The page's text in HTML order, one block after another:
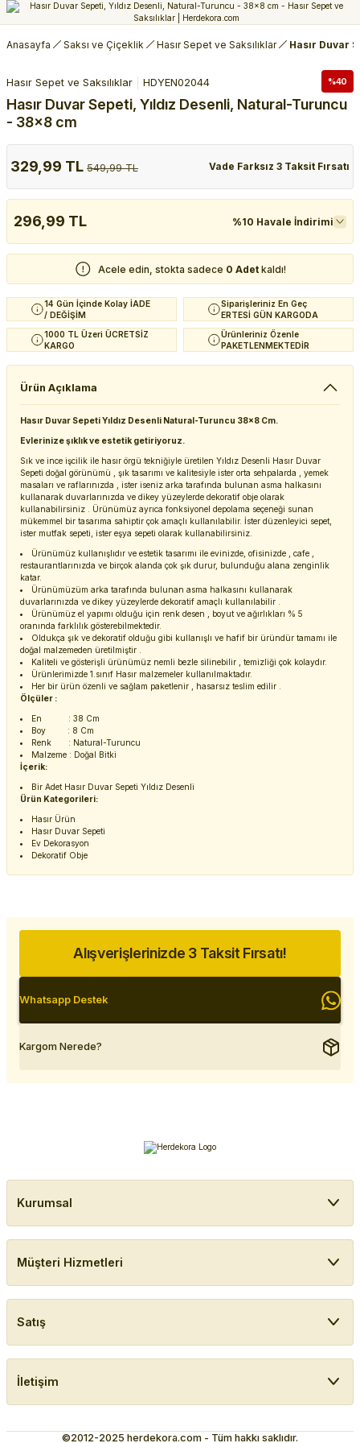
Anasayfa Saksı ve Çiçeklik Hasır Sepet ve Saksılıklar Hasır Duvar
%40
Hasır Sepet ve Saksılıklar HDYEN02044
Hasır Duvar Sepeti, Yıldız Desenli, Natural-Turuncu
- 38x8 cm
329,99 TL 549,99 TL Vade Farksız 3 Taksit Fırsatı
296,99 TL %10 Havale İndirimi
Acele edin, stokta sadece 0 Adet kaldı!
14 Gün İçinde Kolay İADE
/ DEĞİŞİM
Siparişleriniz En Geç
ERTESİ GÜN KARGODA
1000 TL Üzeri ÜCRETSİZ
KARGO
Ürünleriniz Özenle
PAKETLENMEKTEDİR
Ürün Açıklama
Hasır Duvar Sepeti Yıldız Desenli Natural-Turuncu 38x8 Cm.
Evlerinize şıklık ve estetik getiriyoruz.
Sık ve ince işcilik ile hasır örgü tekniğiyle üretilen Yıldız Desenli Hasır Duvar
Sepeti doğal görünümü , şık tasarımı ve kalitesiyle ister orta sehpalarda , yemek
masaları ve raflarınızda , ister iseniz arka tarafında bulunan asma halkasını
kullanarak duvarlarınızda ve dikey yüzeylerde dekoratif obje olarak
kullanabilirsiniz . Ürünümüz ayrıca fonksiyonel depolama seçeneği sunan
mükemmel bir tasarıma sahiptir çok amaçlı kullanılabilir. İster düzenleyici sepet,
ister mutfak sepeti, ister eşya sepeti olarak kullanabilirsiniz.
Ürünümüz kullanışlıdır ve estetik tasarımı ile evinizde, ofisinizde , cafe ,
restaurantlarınızda ve birçok alanda çok şık durur, bulunduğu alana zenginlik
katar.
Ürünümüzüm arka tarafında bulunan asma halkasını kullanarak
duvarlarınızda ve dikey yüzeylerde dekoratif amaçlı kullanılabilir .
Ürünümüz el yapımı olduğu için renk desen , boyut ve ağırlıkları % 5
oranında farklılık gösterebilmektedir.
Oldukça şık ve dekoratif olduğu gibi kullanışlı ve hafif bir üründür tamamı ile
doğal malzemeden üretilmiştir .
Kaliteli ve gösterişli ürünümüz nemli bezle silinebilir , temizliği çok kolaydır.
Ürünlerimizde 1.sınıf Hasır malzemeler kullanılmaktadır.
Her bir ürün özenli ve sağlam paketlenir , hasarsız teslim edilir .
Ölçüler :
En : 38 Cm
Boy : 8 Cm
Renk : Natural-Turuncu
Malzeme : Doğal Bitki
İçerik:
Bir Adet Hasır Duvar Sepeti Yıldız Desenli
Ürün Kategorileri:
Hasır Ürün
Hasır Duvar Sepeti
Ev Dekorasyon
Dekoratif Obje
Alışverişlerinizde 3 Taksit Fırsatı!
Whatsapp Destek
Kargom Nerede?
Kurumsal
Müşteri Hizmetleri
Satış
İletişim
©2012-2025 herdekora.com - Tüm hakkı saklıdır.